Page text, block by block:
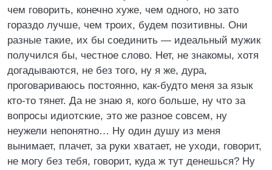
чем говорить, конечно хуже, чем одного, но зато
гораздо лучше, чем троих, будем позитивны. Они
разные такие, их бы соединить — идеальный мужик
получился бы, честное слово. Нет, не знакомы, хотя
догадываются, не без того, ну я же, дура,
проговариваюсь постоянно, как-будто меня за язык
кто-то тянет. Да не знаю я, кого больше, ну что за
вопросы идиотские, это же разное совсем, ну
неужели непонятно… Ну один душу из меня
вынимает, плачет, за руки хватает, не уходи, говорит,
не могу без тебя, говорит, куда ж тут денешься? Ну